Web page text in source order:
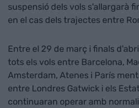
suspensió dels vols s'allargarà
en el cas dels trajectes entre
Entre el 29 de març i finals
tots els vols entre Barcelona,
Amsterdam, Atenes i París
entre Londres Gatwick i els
continuaran operar amb